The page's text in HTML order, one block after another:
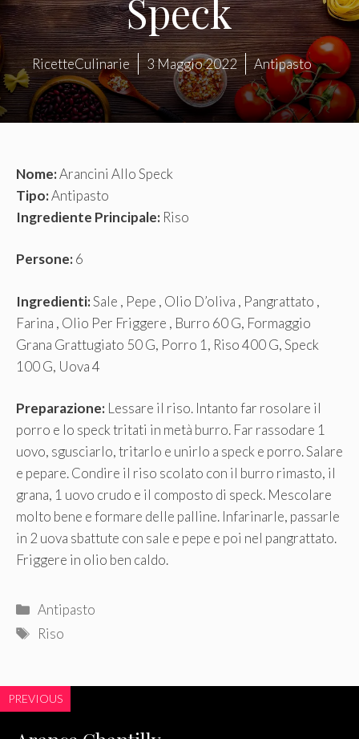
Speck
RicetteCulinarie 3 Maggio 2022 Antipasto
Nome:Arancini Allo Speck
Tipo:Antipasto
Ingrediente Principale: Riso
Persone:6
Ingredienti:Sale , Pepe , Olio D’oliva , Pangrattato ,
Farina , Olio Per Friggere , Burro 60 G, Formaggio
Grana Grattugiato 50 G, Porro 1, Riso 400 G, Speck
100 G, Uova 4
Preparazione: Lessare il riso. Intanto far rosolare il
porro e lo speck tritati in metà burro. Far rassodare 1
uovo, sgusciarlo, tritarlo e unirlo a speck e porro. Salare
e pepare. Condire il riso scolato con il burro rimasto, il
grana, 1 uovo crudo e il composto di speck. Mescolare
molto bene e formare delle palline. Infarinarle, passarle
in 2 uova sbattute con sale e pepe e poi nel pangrattato.
Friggere in olio ben caldo.
Categorie
Antipasto
Tag
Riso
PREVIOUS